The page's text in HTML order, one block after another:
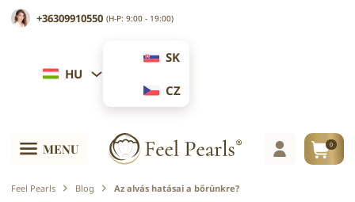
+36309910550 (H-P: 9:00 - 19:00)
HU
SK
CZ
MENU 0
Feel Pearls Blog Az alvás hatásai a bőrünkre?